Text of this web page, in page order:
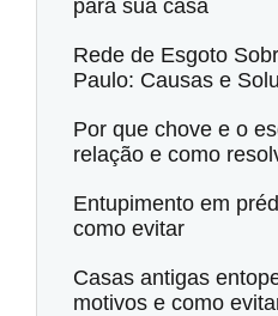
para sua casa
Rede de Esgoto
Paulo: Causas e
Por que chove e o
relação e como
Entupimento em
como evitar
Casas antigas
motivos e como